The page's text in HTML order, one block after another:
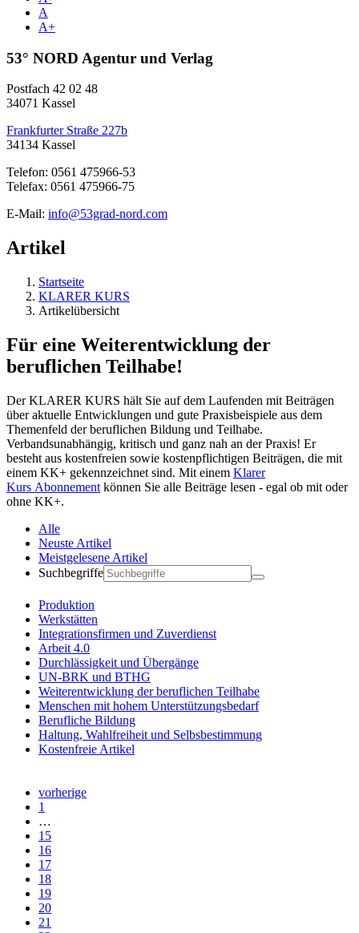
A
A+
53° NORD Agentur und Verlag
Postfach 42 02 48
34071 Kassel
Frankfurter Straße 227b
34134 Kassel
Telefon: 0561 475966-53
Telefax: 0561 475966-75
E-Mail: info@53grad-nord.com
Artikel
Startseite
KLARER KURS
Artikelübersicht
Für eine Weiterentwicklung der
beruflichen Teilhabe!
Der KLARER KURS hält Sie auf dem Laufenden mit Beiträgen
über aktuelle Entwicklungen und gute Praxisbeispiele aus dem
Themenfeld der beruflichen Bildung und Teilhabe.
Verbandsunabhängig, kritisch und ganz nah an der Praxis! Er
besteht aus kostenfreien sowie kostenpflichtigen Beiträgen, die mit
einem KK+ gekennzeichnet sind. Mit einem Klarer
Kurs Abonnement können Sie alle Beiträge lesen - egal ob mit oder
ohne KK+.
Alle
Neuste Artikel
Meistgelesene Artikel
Suchbegriffe
Produktion
Werkstätten
Integrationsfirmen und Zuverdienst
Arbeit 4.0
Durchlässigkeit und Übergänge
UN-BRK und BTHG
Weiterentwicklung der beruflichen Teilhabe
Menschen mit hohem Unterstützungsbedarf
Berufliche Bildung
Haltung, Wahlfreiheit und Selbsbestimmung
Kostenfreie Artikel
vorherige
1
…
15
16
17
18
19
20
21